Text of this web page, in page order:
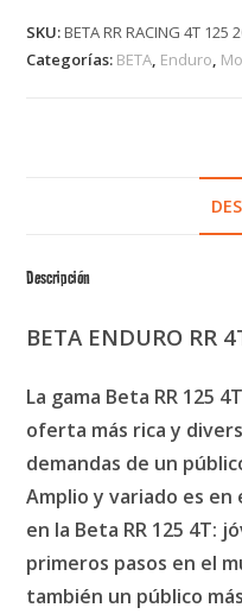
SKU:BETA RR RACING 4T 125
Categorías: BETA Enduro
Descripción
BETA ENDURO RR
La gama Beta RR 125 4T
oferta más rica y
demandas de un
Amplio y variado es
en la Beta RR 125 4T:
primeros pasos en el
también un público